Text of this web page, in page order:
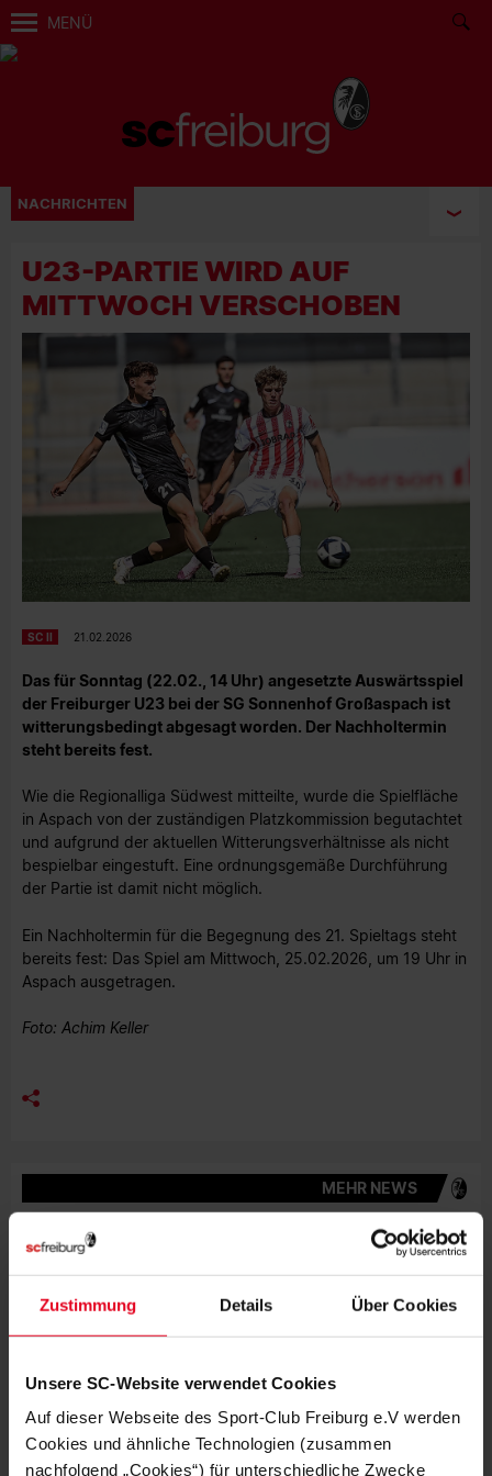
Zustimmung Details Über Cookies
Unsere SC-Website verwendet Cookies
Auf dieser Webseite des Sport-Club Freiburg e.V werden
Cookies und ähnliche Technologien (zusammen
nachfolgend „Cookies“) für unterschiedliche Zwecke
MENÜ
NACHRICHTEN
U23-PARTIE WIRD AUF
MITTWOCH VERSCHOBEN
SC II 21.02.2026
Das für Sonntag (22.02., 14 Uhr) angesetzte Auswärtsspiel
der Freiburger U23 bei der SG Sonnenhof Großaspach ist
witterungsbedingt abgesagt worden. Der Nachholtermin
steht bereits fest.
Wie die Regionalliga Südwest mitteilte, wurde die Spielfläche
in Aspach von der zuständigen Platzkommission begutachtet
und aufgrund der aktuellen Witterungsverhältnisse als nicht
bespielbar eingestuft. Eine ordnungsgemäße Durchführung
der Partie ist damit nicht möglich.
Ein Nachholtermin für die Begegnung des 21. Spieltags steht
bereits fest: Das Spiel am Mittwoch, 25.02.2026, um 19 Uhr in
Aspach ausgetragen.
Foto: Achim Keller
MEHR NEWS
MIT VORFREUDE ZUM AUFTAKT IN
MIT FREUDE AM FUSSBALL UND R
SC II 01.08.2026
KNAPPE NIEDERLAGE IM LETZTEN